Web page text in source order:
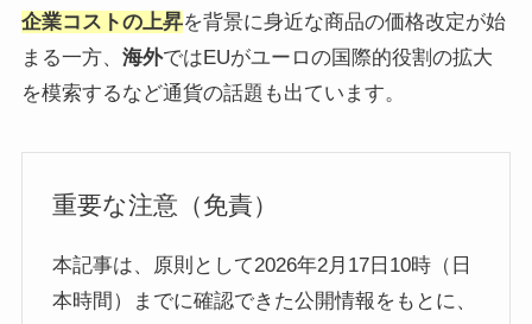
企業コストの上昇を背景に身近な商品の価格改定が始
まる一方、 海外ではEUがユーロの国際的役割の拡大
を模索するなど通貨の話題も出ています。
重要な注意（免責）
本記事は、原則として2026年2月17日10時（日
本時間）までに確認できた公開情報をもとに、